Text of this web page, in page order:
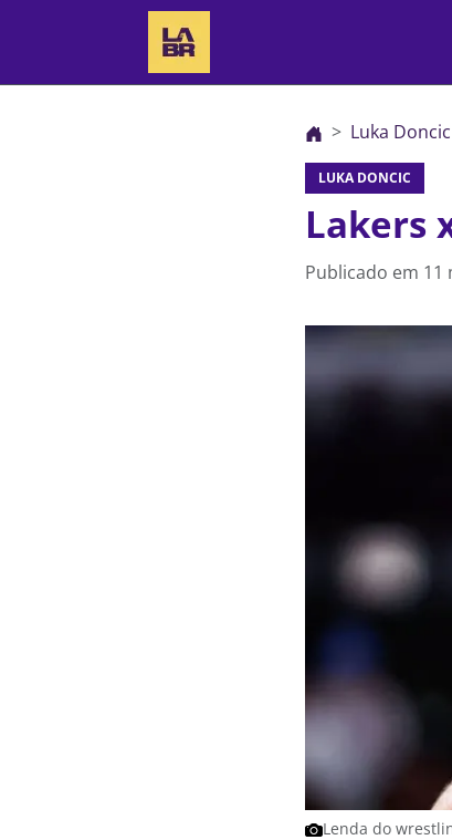
Luka Doncic
LUKA DONCIC
Lakers
Publicado em 11
Lenda do